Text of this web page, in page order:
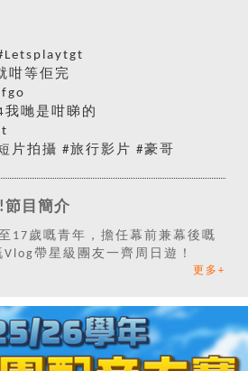
咁等佢完
哋是咁睇的
片拍攝 #旅行影片 #豪哥
節目簡介
17歲嘅青年，擔任幕前兼幕後嘅
帶星級團友一齊周日遊！
更多+